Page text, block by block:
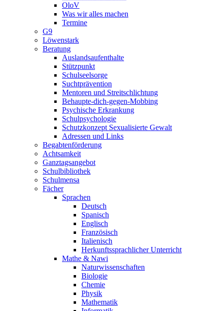
OloV
Was wir alles machen
Termine
G9
Löwenstark
Beratung
Auslandsaufenthalte
Stützpunkt
Schulseelsorge
Suchtprävention
Mentoren und Streitschlichtung
Behaupte-dich-gegen-Mobbing
Psychische Erkrankung
Schulpsychologie
Schutzkonzept Sexualisierte Gewalt
Adressen und Links
Begabtenförderung
Achtsamkeit
Ganztagsangebot
Schulbibliothek
Schulmensa
Fächer
Sprachen
Deutsch
Spanisch
Englisch
Französisch
Italienisch
Herkunftssprachlicher Unterricht
Mathe & Nawi
Naturwissenschaften
Biologie
Chemie
Physik
Mathematik